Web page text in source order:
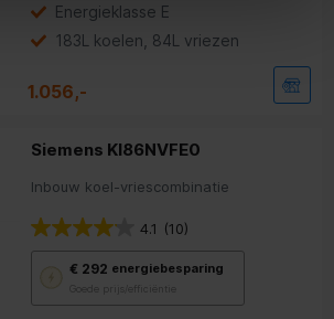
voor
energiebesparing.
Energieklasse E
183L koelen, 84L vriezen
1.056,-
Siemens KI86NVFE0
Inbouw koel-vriescombinatie
4.1 (10)
€ 292 energiebesparing
Goede prijs/efficiëntie